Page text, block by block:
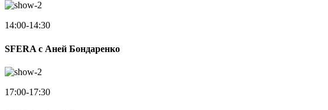
14:00-14:30
SFERA с Аней Бондаренко
17:00-17:30